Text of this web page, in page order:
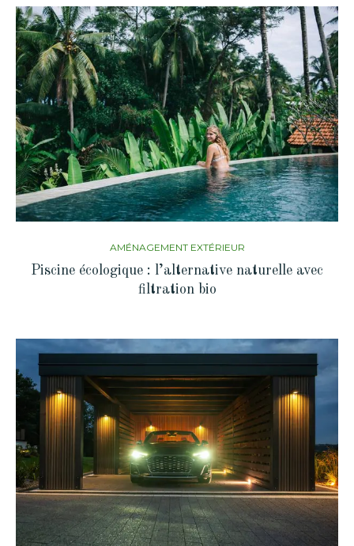
AMÉNAGEMENT EXTÉRIEUR
Piscine écologique : l’alternative naturelle avec
filtration bio